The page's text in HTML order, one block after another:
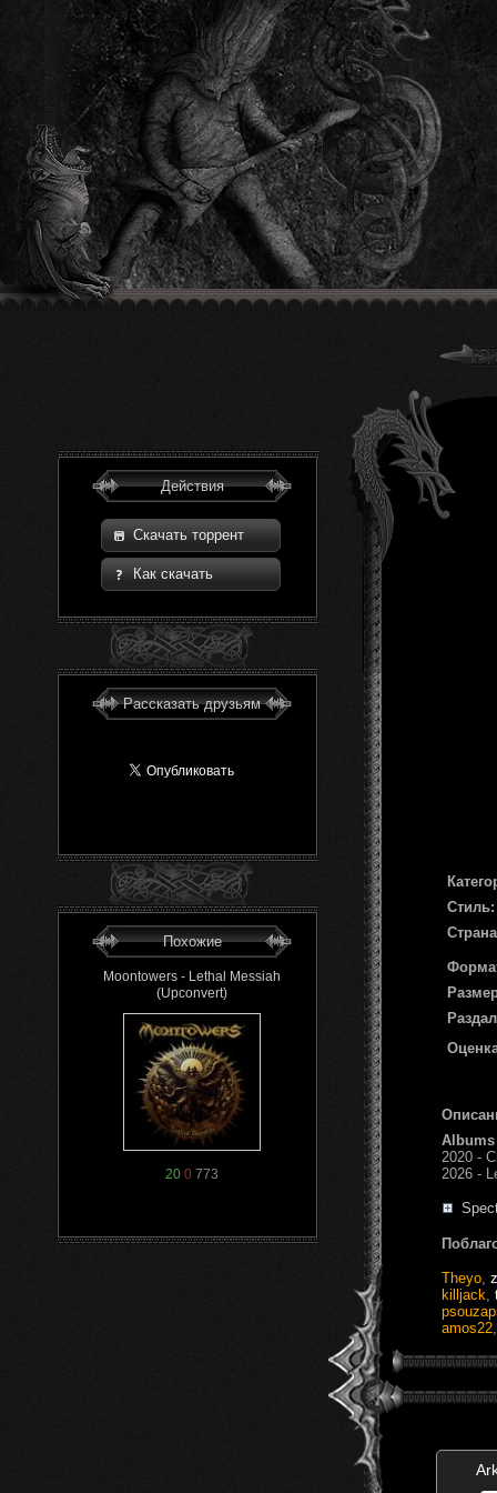
Действия
Скачать торрент
Как скачать
Рассказать друзьям
Похожие
Moontowers - Lethal Messiah
(Upconvert)
20 0 773
Стиль:
2020 -
2026 -
Theyo
killjack
amos22